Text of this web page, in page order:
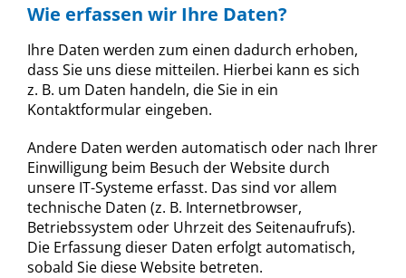
Wie erfassen wir Ihre Daten?
Ihre Daten werden zum einen dadurch erhoben,
dass Sie uns diese mitteilen. Hierbei kann es sich
z. B. um Daten handeln, die Sie in ein
Kontaktformular eingeben.
Andere Daten werden automatisch oder nach Ihrer
Einwilligung beim Besuch der Website durch
unsere IT-Systeme erfasst. Das sind vor allem
technische Daten (z. B. Internetbrowser,
Betriebssystem oder Uhrzeit des Seitenaufrufs).
Die Erfassung dieser Daten erfolgt automatisch,
sobald Sie diese Website betreten.